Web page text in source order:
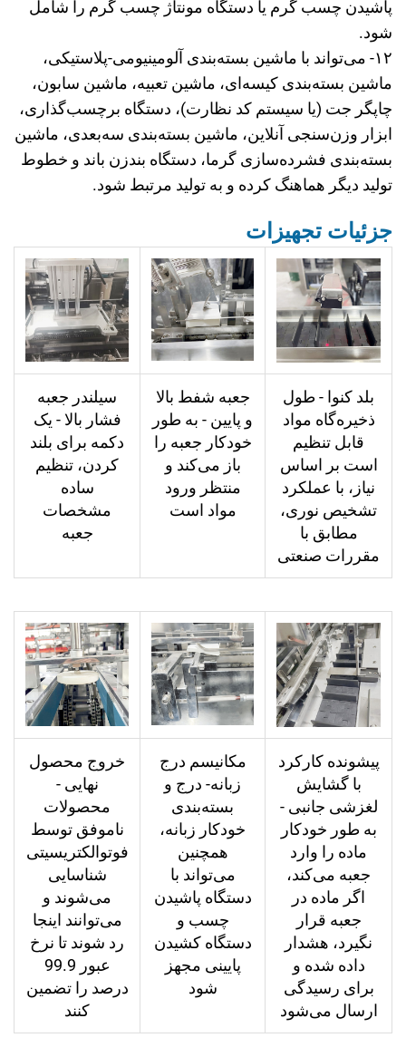
پاشیدن چسب گرم یا دستگاه مونتاژ چسب گرم را شامل
شود.
۱۲- می‌تواند با ماشین بسته‌بندی آلومینیومی-پلاستیکی،
ماشین بسته‌بندی کیسه‌ای، ماشین تعبیه، ماشین سابون،
چاپگر جت (یا سیستم کد نظارت)، دستگاه برچسب‌گذاری،
ابزار وزن‌سنجی آنلاین، ماشین بسته‌بندی سه‌بعدی، ماشین
بسته‌بندی فشرده‌سازی گرما، دستگاه بند‌زن باند و خطوط
تولید دیگر هماهنگ کرده و به تولید مرتبط شود.
جزئیات تجهیزات
بلد کنوا - طول
ذخیره‌گاه مواد
قابل تنظیم
است بر اساس
نیاز، با عملکرد
تشخیص نوری،
مطابق با
مقررات صنعتی
جعبه شفط بالا
و پایین - به طور
خودکار جعبه را
باز می‌کند و
منتظر ورود
مواد است
سیلندر جعبه
فشار بالا - یک
دکمه برای بلند
کردن، تنظیم
ساده
مشخصات
جعبه
پیشونده کارکرد
با گشایش
لغزشی جانبی -
به طور خودکار
ماده را وارد
جعبه می‌کند،
اگر ماده در
جعبه قرار
نگیرد، هشدار
داده شده و
برای رسیدگی
ارسال می‌شود
مکانیسم درج
زبانه- درج و
بسته‌بندی
خودکار زبانه،
همچنین
می‌تواند با
دستگاه پاشیدن
چسب و
دستگاه کشیدن
پایینی مجهز
شود
خروج محصول
نهایی -
محصولات
ناموفق توسط
فوتوالکتریسیتی
شناسایی
می‌شوند و
می‌توانند اینجا
رد شوند تا نرخ
عبور 99.9
درصد را تضمین
کنند